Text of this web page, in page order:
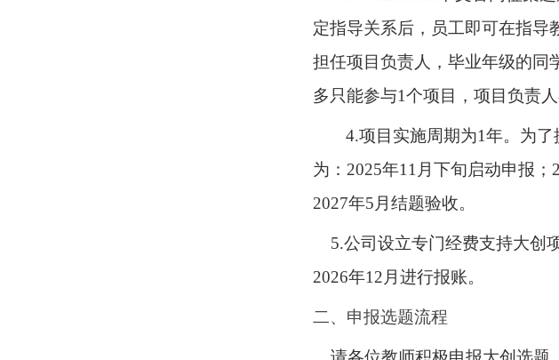
定指导关系后，员工即可在指导
担任项目负责人，毕业年级的同
多只能参与1个项目，项目负责
4.项目实施周期为1年。为
为：2025年11月下旬启动申报
2027年5月结题验收。
5.公司设立专门经费支持大创
2026年12月进行报账。
二、申报选题流程